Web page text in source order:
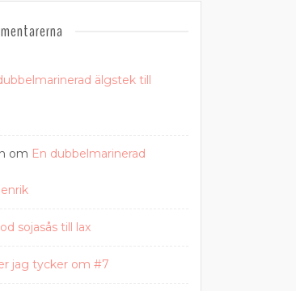
älgstek till
om En dubbelmarinerad
sojasås till lax
jag tycker om #7